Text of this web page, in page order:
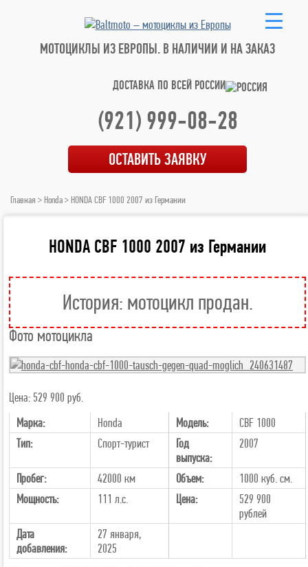
МОТОЦИКЛЫ ИЗ ЕВРОПЫ. В НАЛИЧИИ И НА ЗАКАЗ
ДОСТАВКА ПО ВСЕЙ РОССИИ
(921) 999-08-28
ОСТАВИТЬ ЗАЯВКУ
Главная > Honda> HONDA CBF 1000 2007 из Германии
HONDA CBF 1000 2007 из Германии
История: мотоцикл продан.
Фото мотоцикла
Цена: 529 900 руб.
Марка:
Honda Модель:
CBF 1000
Тип:
Спорт-турист
Год
выпуска:
2007
Пробег: 42000 км Объем:
1000 куб. см.
Мощность:
111 л.с. Цена:
529 900
рублей
Дата
добавления:
27 января,
2025